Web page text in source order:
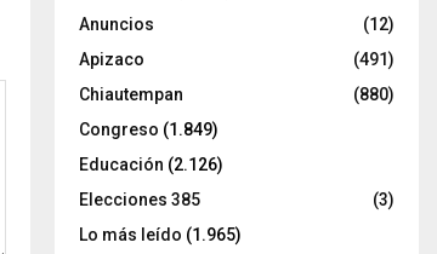
Anuncios
(12)
Apizaco
(491)
Chiautempan
(880)
Congreso (1.849)
Educación (2.126)
Elecciones 385
(3)
Lo más leído (1.965)